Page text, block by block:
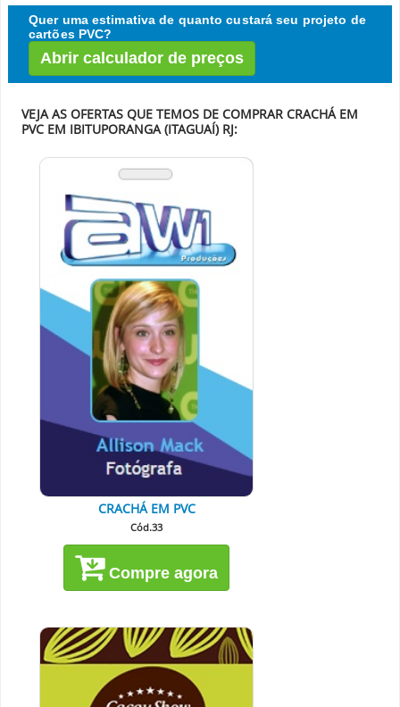
Quer uma estimativa de quanto custará seu projeto de
cartões PVC?
Abrir calculador de preços
VEJA AS OFERTAS QUE TEMOS DE COMPRAR CRACHÁ EM
PVC EM IBITUPORANGA (ITAGUAÍ) RJ:
CRACHÁ EM PVC
Cód.33
Compre agora